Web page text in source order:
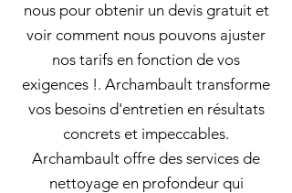
nous pour obtenir un devis gratuit et
voir comment nous pouvons ajuster
nos tarifs en fonction de vos
exigences !. Archambault transforme
vos besoins d'entretien en résultats
concrets et impeccables.
Archambault offre des services de
nettoyage en profondeur qui